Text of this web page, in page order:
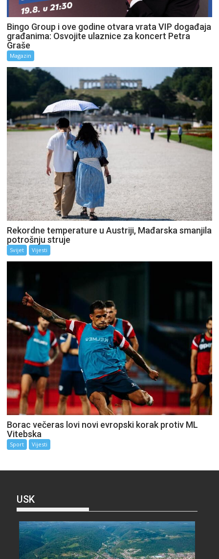
Bingo Group i ove godine otvara vrata VIP događaja
građanima: Osvojite ulaznice za koncert Petra
Graše
Magazin
Rekordne temperature u Austriji, Mađarska smanjila
potrošnju struje
Svijet Vijesti
Borac večeras lovi novi evropski korak protiv ML
Vitebska
Sport Vijesti
USK